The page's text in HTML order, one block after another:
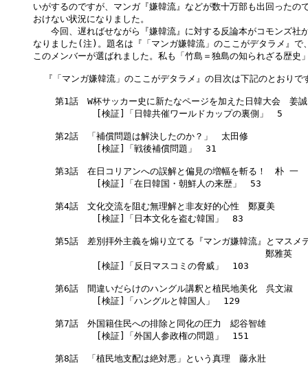
いがするのですが、マンガ『嫌韓流』などが数十万部も出回ったの
おけない状況になりました。
今回、遅ればせながら『嫌韓流』に対する反論本がコモンズ社
なりました(注)。題名は『「マンガ嫌韓流」のここがデタラメ』で
このメンバーが選ばれました。私も「竹島＝独島の知られざる歴史
『「マンガ嫌韓流」のここがデタラメ』の目次は下記のとおりで
    第1話　W杯サッカー史に新たなページを加えた日韓大会　姜誠
    　　　　 [検証]「日韓共催ワールドカップの裏側」　5
    第2話　「補償問題は解決したのか？」　太田修
    　　　　 [検証]「戦後補償問題」　31
    第3話　在日コリアンへの誤解と偏見の増幅を斬る！　朴 一
    　　　　 [検証]「在日韓国・朝鮮人の来歴」　53
    第4話　文化交流を阻む無理解と非友好的心性　鄭夏美
    　　　　 [検証]「日本文化を盗む韓国」　83
第5話　差別拝外主義を煽り立てる『マンガ嫌韓流』とマスメ
鄭雅英
    　　　　 [検証]「反日マスコミの脅威」　103
    第6話　間違いだらけのハングル講釈と植民地美化　呉文淑
    　　　　 [検証]「ハングルと韓国人」　129
    第7話　外国籍住民への排除と同化の圧力　綛谷智雄
    　　　　 [検証]「外国人参政権の問題」　151
    第8話　「植民地支配は絶対悪」という真理　藤永壯